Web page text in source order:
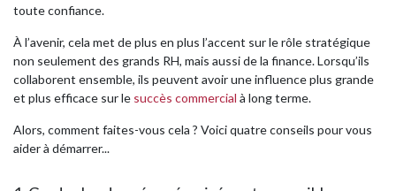
toute confiance.
À l’avenir, cela met de plus en plus l’accent sur le rôle stratégique
non seulement des grands RH, mais aussi de la finance. Lorsqu’ils
collaborent ensemble, ils peuvent avoir une influence plus grande
et plus efficace sur le succès commercial à long terme.
Alors, comment faites-vous cela ? Voici quatre conseils pour vous
aider à démarrer...